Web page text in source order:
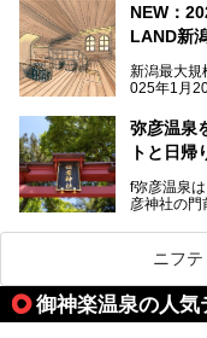
温泉ライ
「音浴」と
なお、宿泊
泉 しなの
提供元：
す。
NEW：
LAND新
新潟最大規
025年1月
街に再び笑
て地域活
サウナ室
弥彦温泉
トと日帰
f弥彦温泉
彦神社の門
この記事
り施設、
ットをご紹
方に向けて
ひ参考にし
ニフ
御神楽温泉の人気